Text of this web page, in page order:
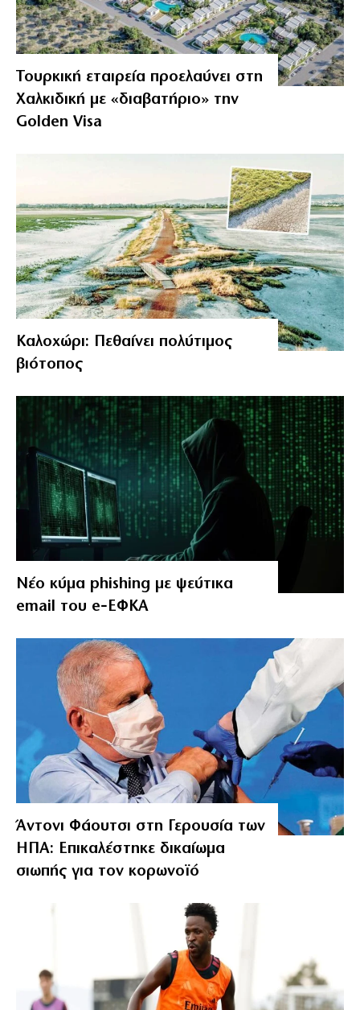
Τουρκική εταιρεία προελαύνει στη
Χαλκιδική με «διαβατήριο» την
Golden Visa
Καλοχώρι: Πεθαίνει πολύτιμος
βιότοπος
Νέο κύμα phishing με ψεύτικα
email του e‑ΕΦΚΑ
Άντονι Φάουτσι στη Γερουσία των
ΗΠΑ: Επικαλέστηκε δικαίωμα
σιωπής για τον κορωνοϊό